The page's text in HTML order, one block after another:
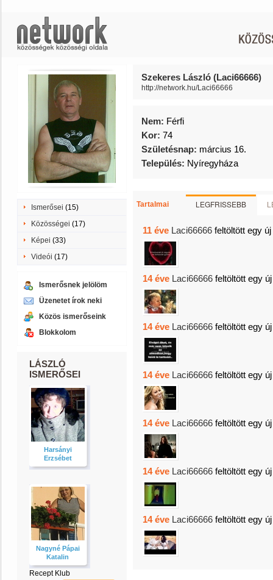
Ismerősei (15)
Közösségei (17)
Képei (33)
Videói (17)
Ismerősnek jelölöm
Üzenetet írok neki
Közös ismerőseink
Blokkolom
LÁSZLÓ
ISMERŐSEI
Harsányi
Erzsébet
Nagyné Pápai
Katalin
Recept Klub
Szekeres László (Laci66666)
http://network.hu/Laci66666
Nem: Férfi
Kor: 74
Születésnap: március 16.
Település: Nyíregyháza
Tartalmai LEGFRISSEBB
11 éve Laci66666 feltöltött egy új
14 éve Laci66666 feltöltött egy
14 éve Laci66666 feltöltött egy
14 éve Laci66666 feltöltött egy
14 éve Laci66666 feltöltött egy
14 éve Laci66666 feltöltött egy
14 éve Laci66666 feltöltött egy